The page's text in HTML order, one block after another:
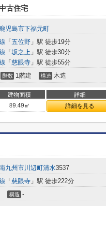
古住宅
鹿児島市下福元町
「 五位野 」駅 徒歩19分
「 坂之上 」駅 徒歩30分
「 慈眼寺 」駅 徒歩55分
階数 1階建 構造 木造
建物面積 詳細
89.49㎡ 詳細を見る
九州市川辺町清水3537
「 慈眼寺 」駅 徒歩222分
構造 -